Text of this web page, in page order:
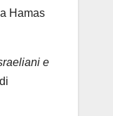
Hamas
e